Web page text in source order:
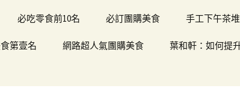
必吃零食前10名 必訂團購美食 手工下午茶
第壹名 網路超人氣團購美食 葉和軒：如何提